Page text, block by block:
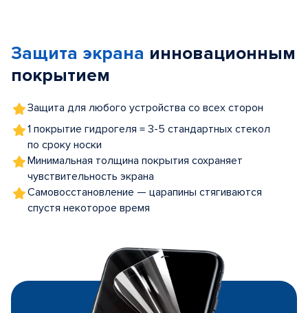
5
Защита экрана инновационным
покрытием
Защита для любого устройства со всех сторон
1 покрытие гидрогеля = 3-5 стандартных стекол
по сроку носки
Минимальная толщина покрытия сохраняет
чувствительность экрана
Самовосстановление — царапины стягиваются
спустя некоторое время